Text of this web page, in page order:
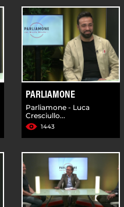
PARLIAMONE
Parliamone - Luca
Cresciullo...
1443